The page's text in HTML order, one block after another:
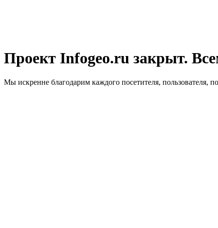
Проект Infogeo.ru закрыт.
Мы искренне благодарим каждого посетителя, пользователя,